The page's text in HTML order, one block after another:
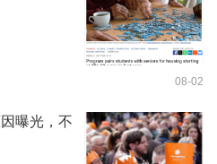
08-02
曝光，不